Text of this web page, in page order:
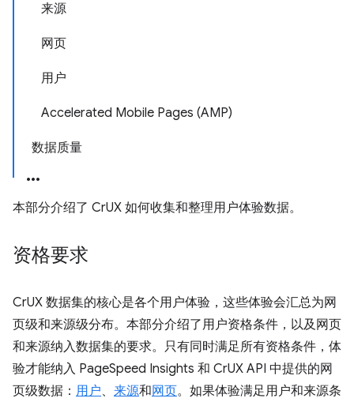
来源
网页
用户
Accelerated Mobile Pages (AMP)
数据质量
本部分介绍了 CrUX 如何收集和整理用户体验数据。
资格要求
CrUX 数据集的核心是各个用户体验，这些体验会汇总为网
页级和来源级分布。本部分介绍了用户资格条件，以及网页
和来源纳入数据集的要求。只有同时满足所有资格条件，体
验才能纳入 PageSpeed Insights 和 CrUX API 中提供的网
页级数据： 用户、 来源和网页。如果体验满足用户和来源条